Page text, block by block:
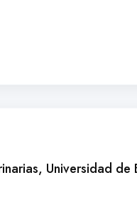
Universidad de